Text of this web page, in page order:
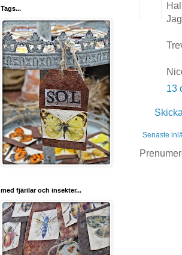
13
Senaste
Tags...
med fjärilar och insekter...